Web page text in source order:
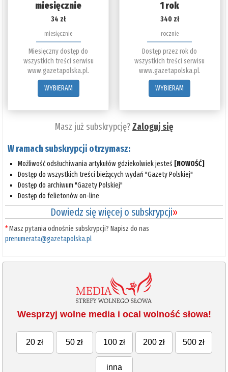
miesięcznie
34 zł
miesięcznie
Miesięczny dostęp do
wszystkich treści serwisu
www.gazetapolska.pl.
WYBIERAM
1 rok
340 zł
rocznie
Dostęp przez rok do
wszystkich treści serwisu
www.gazetapolska.pl.
WYBIERAM
Masz już subskrypcję?Zaloguj się
W ramach subskrypcji otrzymasz:
Możliwość odsłuchiwania artykułów gdziekolwiek jesteś [NOWOŚĆ]
Dostęp do wszystkich treści bieżących wydań "Gazety Polskiej"
Dostęp do archiwum "Gazety Polskiej"
Dostęp do felietonów on-line
Dowiedz się więcej o subskrypcji»
*Masz pytania odnośnie subskrypcji? Napisz do nas
prenumerata@gazetapolska.pl
Wesprzyj wolne media i ocal wolność słowa!
20 zł 50 zł 100 zł 200 zł 500 zł
inna